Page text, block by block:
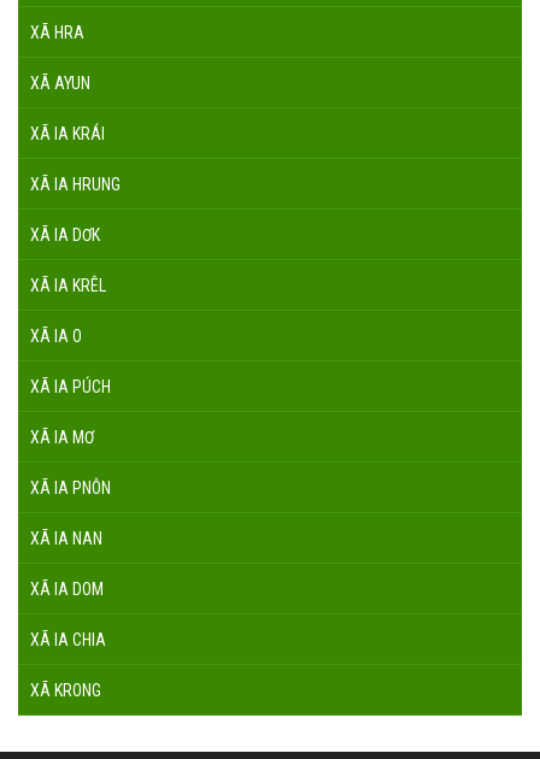
XÃ HRA
XÃ AYUN
XÃ IA KRÁI
XÃ IA HRUNG
XÃ IA DƠK
XÃ IA KRÊL
XÃ IA O
XÃ IA PÚCH
XÃ IA MƠ
XÃ IA PNÔN
XÃ IA NAN
XÃ IA DOM
XÃ IA CHIA
XÃ KRONG